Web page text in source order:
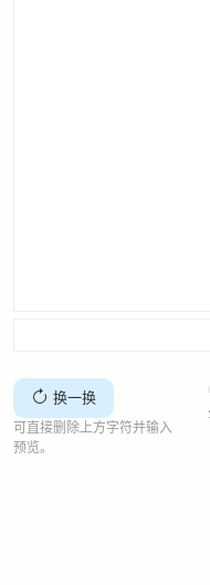
换一换
可直接删除上方字符并输入
预览。